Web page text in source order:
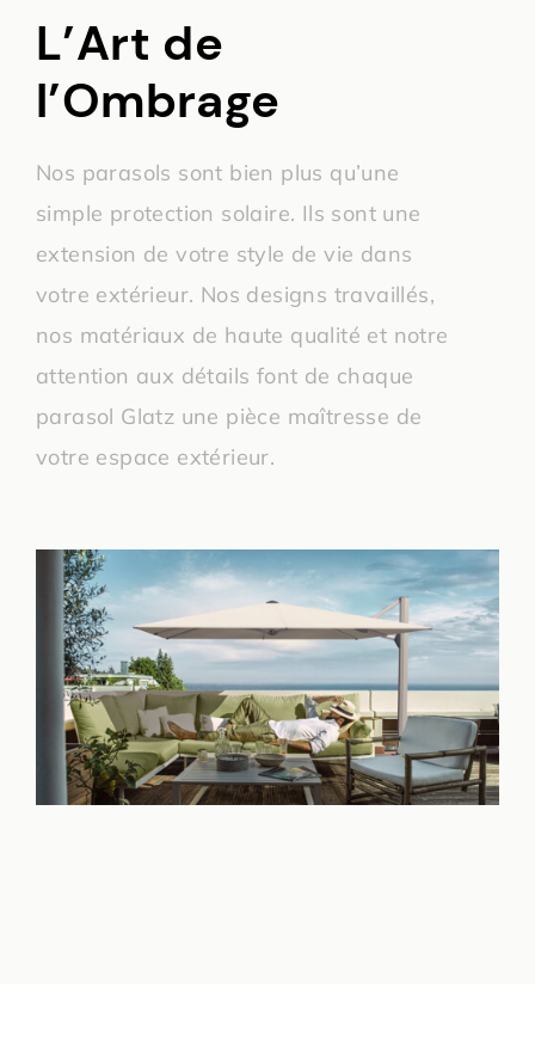
L’Art de
l’Ombrage
Nos parasols sont bien plus qu’une
simple protection solaire. Ils sont une
extension de votre style de vie dans
votre extérieur. Nos designs travaillés,
nos matériaux de haute qualité et notre
attention aux détails font de chaque
parasol Glatz une pièce maîtresse de
votre espace extérieur.